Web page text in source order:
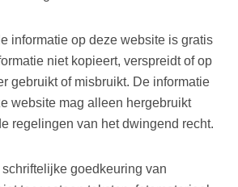
informatie op deze website is gratis
niet kopieert, verspreidt of op
gebruikt of misbruikt. De informatie
website mag alleen hergebruikt
regelingen van het dwingend recht.
goedkeuring van